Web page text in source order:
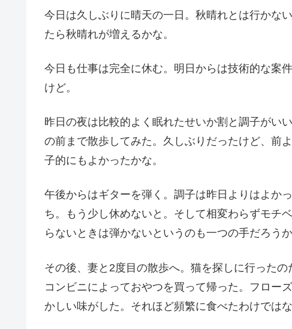
今日は久しぶりに晴天の一日。秋晴れとは行かな
たら秋晴れが増えるかな。
今日も仕事は完全に休む。明日からは技術的な案
けど。
昨日の夜は比較的よく眠れたせいか割と調子がい
の前まで散歩してみた。久しぶりだったけど、前
子的にもよかったかな。
午後からはギターを弾く。調子は昨日よりはよか
ち。もう少し休めないと。そして相変わらずモチ
らないときは弾かないというのも一つの手だろうか
その後、妻と2度目の散歩へ。猫を探しに行った
コンビニによっておやつを買って帰った。フロー
かしい味がした。それほど頻繁に食べたわけでは